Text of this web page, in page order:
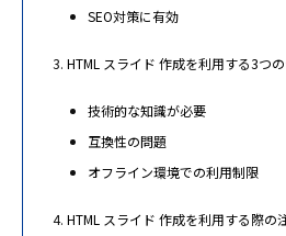
SEO対策に有効
HTML スライド 作成を利用する3つ
技術的な知識が必要
互換性の問題
オフライン環境での利用制限
HTML スライド 作成を利用する際の